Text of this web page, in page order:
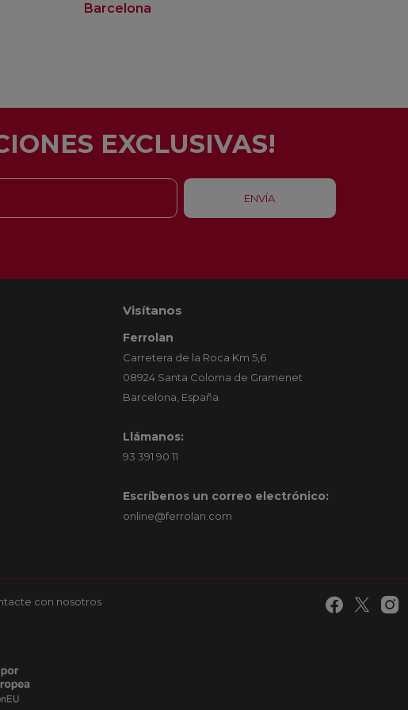
Barcelona
EXCLUSIVAS!
Visítanos
Ferrolan
Carretera de la Roca Km 5,6
08924 Santa Coloma de Gramenet
Barcelona, España
Llámanos:
93 391 90 11
Escríbenos un correo electrónico:
online@ferrolan.com
con nosotros